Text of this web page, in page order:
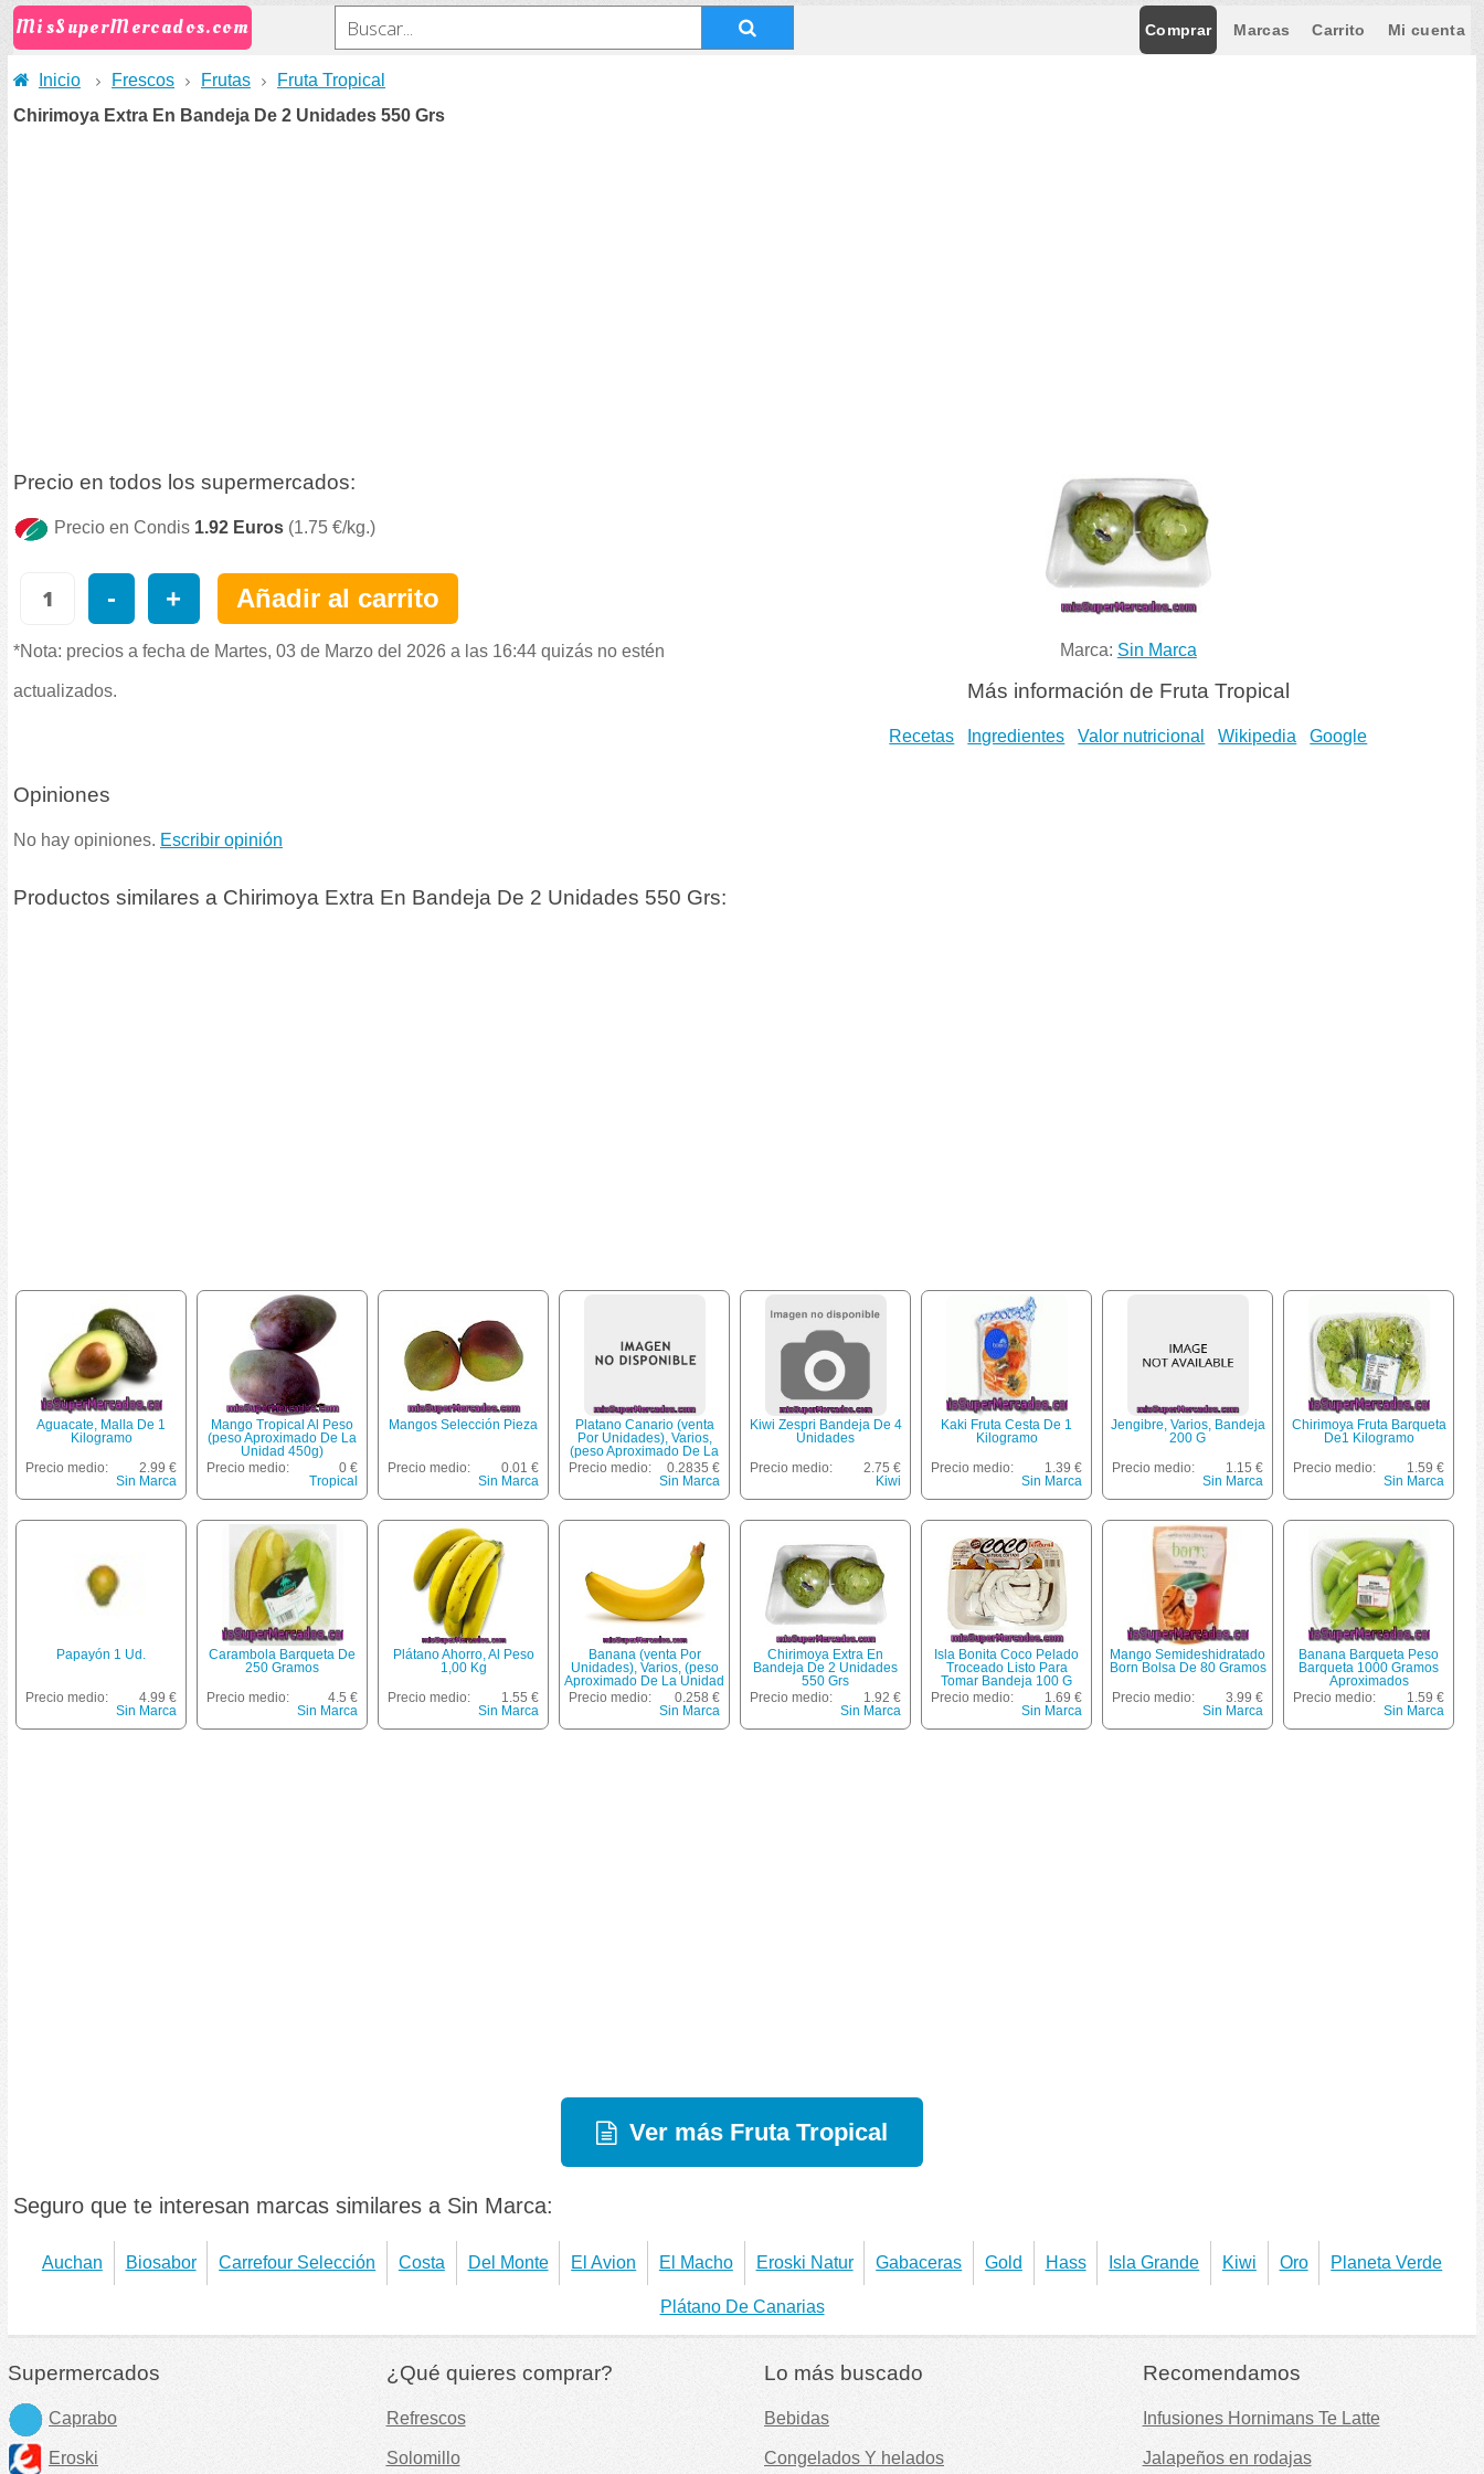
MisSuperMercados.com Comprar Marcas Carrito Mi cuenta
Inicio Frescos Frutas
Fruta Tropical
Chirimoya Extra En Bandeja De 2 Unidades 550 Grs
Marca: Sin Marca
Más información de Fruta Tropical
Recetas Ingredientes Valor nutricional Wikipedia Google
Precio en todos los supermercados:
Precio en Condis 1.92 Euros (1.75 €/kg.)
- + Añadir al carrito
*Nota: precios a fecha de Martes, 03 de Marzo del 2026 a las 16:44 quizás no estén
actualizados.
Opiniones
No hay opiniones. Escribir opinión
Productos similares a Chirimoya Extra En Bandeja De 2 Unidades 550 Grs:
Aguacate, Malla De 1
Kilogramo
Precio medio:
2.99 €
Sin Marca
Mango Tropical Al Peso
(peso Aproximado De La
Unidad 450g)
Precio medio:
0 €
Tropical
Mangos Selección Pieza
Precio medio:
0.01 €
Sin Marca
Platano Canario (venta
Por Unidades), Varios,
(peso Aproximado De La
Unidad 150 Gr)
Precio medio:
0.2835 €
Sin Marca
Kiwi Zespri Bandeja De 4
Unidades
Precio medio:
2.75 €
Kiwi
Kaki Fruta Cesta De 1
Kilogramo
Precio medio:
1.39 €
Sin Marca
Jengibre, Varios, Bandeja
200 G
Precio medio:
1.15 €
Sin Marca
Chirimoya Fruta Barqueta
De1 Kilogramo
Precio medio:
1.59 €
Sin Marca
Papayón 1 Ud.
Precio medio:
4.99 €
Sin Marca
Carambola Barqueta De
250 Gramos
Precio medio:
4.5 €
Sin Marca
Plátano Ahorro, Al Peso
1,00 Kg
Precio medio:
1.55 €
Sin Marca
Banana (venta Por
Unidades), Varios, (peso
Aproximado De La Unidad
200 Gr)
Precio medio:
0.258 €
Sin Marca
Chirimoya Extra En
Bandeja De 2 Unidades
550 Grs
Precio medio:
1.92 €
Sin Marca
Isla Bonita Coco Pelado
Troceado Listo Para
Tomar Bandeja 100 G
Precio medio:
1.69 €
Sin Marca
Mango Semideshidratado
Born Bolsa De 80 Gramos
Precio medio:
3.99 €
Sin Marca
Banana Barqueta Peso
Barqueta 1000 Gramos
Aproximados
Precio medio:
1.59 €
Sin Marca
Ver más Fruta Tropical
Seguro que te interesan marcas similares a Sin Marca:
Auchan Biosabor Carrefour Selección Costa Del Monte El Avion El Macho Eroski Natur Gabaceras Gold Hass Isla Grande Kiwi Oro Planeta Verde
Plátano De Canarias
Supermercados
Caprabo
Eroski
¿Qué quieres comprar?
Refrescos
Solomillo
Lo más buscado
Bebidas
Congelados Y helados
Recomendamos
Infusiones Hornimans Te Latte
Jalapeños en rodajas